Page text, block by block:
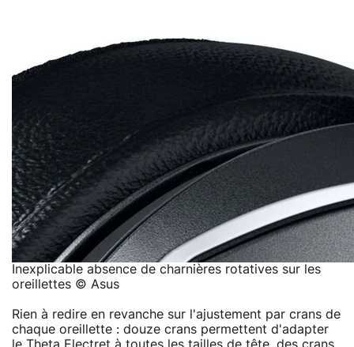
Inexplicable absence de charnières rotatives sur les
oreillettes © Asus
Rien à redire en revanche sur l'ajustement par crans de
chaque oreillette : douze crans permettent d'adapter
le Theta Electret à toutes les tailles de tête, des crans